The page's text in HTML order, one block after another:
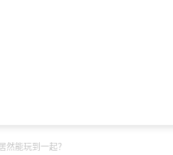
能玩到一起？